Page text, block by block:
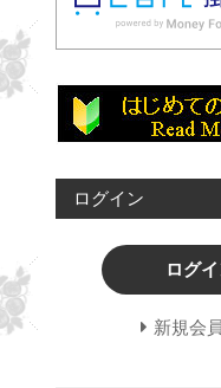
ログイン
ログ
新規会